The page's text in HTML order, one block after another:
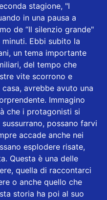
stagione, "I
in una pausa a
de “Il silenzio grande"
Ebbi subito la
un tema importante
del tempo che
vite scorrono e
avrebbe avuto una
Immagino
che i protagonisti si
possano farvi
accade anche nei
esplodere risate,
Questa è una delle
quella di raccontarci
o anche quello che
storia ha poi al suo